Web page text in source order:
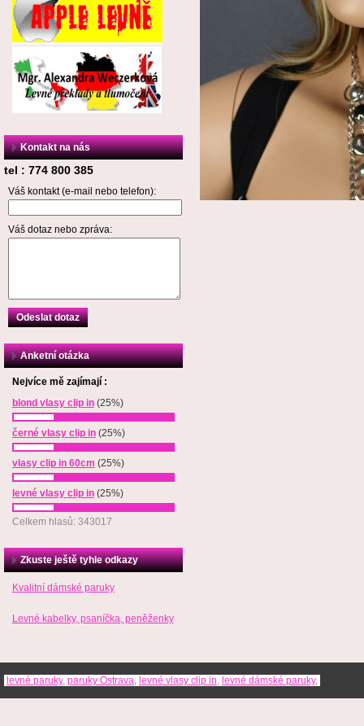
Kontakt na nás
tel : 774 800 385
Váš kontakt (e-mail nebo telefon):
Váš dotaz nebo zpráva:
Odeslat dotaz
Anketní otázka
Nejvíce mě zajímají :
blond vlasy clip in(25%)
černé vlasy clip in(25%)
vlasy clip in 60cm (25%)
levné vlasy clip in(25%)
Celkem hlasů: 343017
Zkuste ještě tyhle odkazy
Kvalitní dámské paruky
Levné kabelky, psaníčka, peněženky
levné paruky, paruky Ostrava, levné vlasy clip in, levné dámské paruky,